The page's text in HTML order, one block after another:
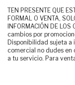
TEN PRESENTE QUE
FORMAL O VENTA,
INFORMACIÓN DE
cambios por
Disponibilidad sujeta
comercial no dudes
a tu servicio. Para